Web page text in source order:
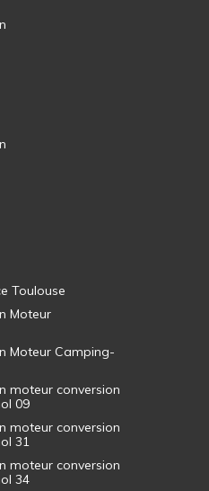
Toulouse
Moteur
Moteur Camping-
moteur conversion
09
moteur conversion
31
moteur conversion
34